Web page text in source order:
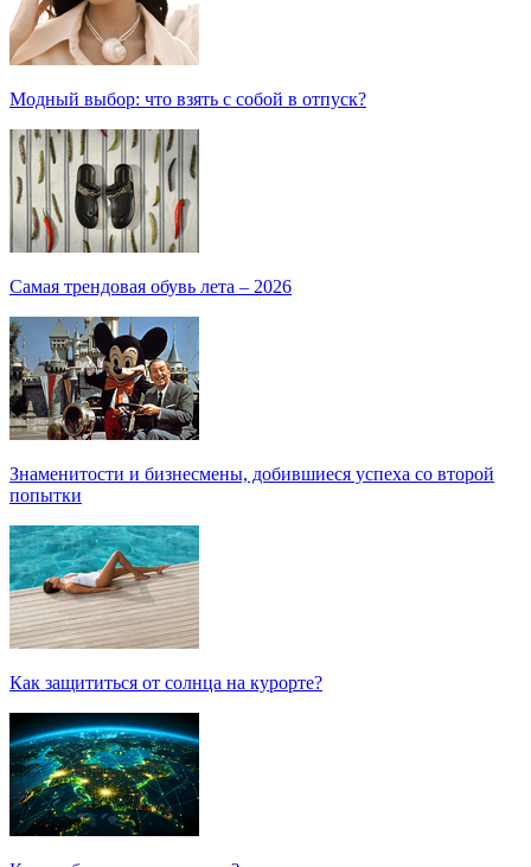
Модный выбор: что взять с собой в отпуск?
Самая трендовая обувь лета – 2026
Знаменитости и бизнесмены, добившиеся успеха со второй
попытки
Как защититься от солнца на курорте?